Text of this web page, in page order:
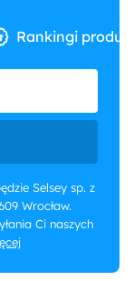
Rankingi
Selsey sp. z
Wrocław.
Ci naszych